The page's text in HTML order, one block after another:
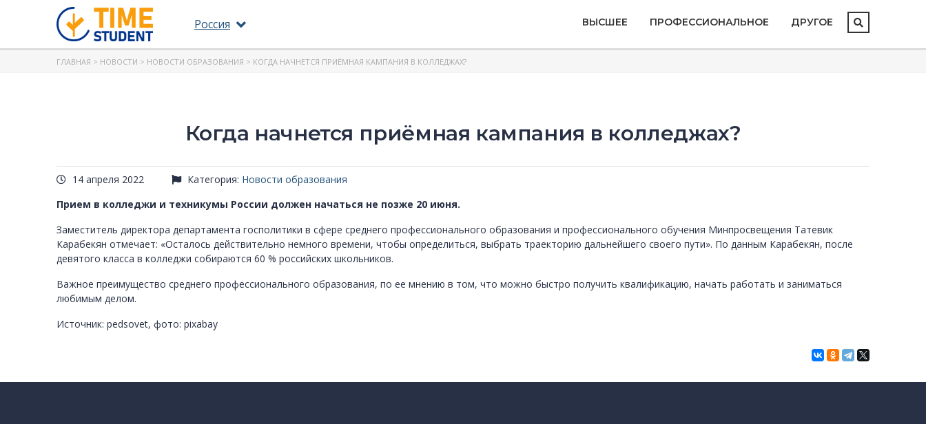
Россия ВЫСШЕЕ ПРОФЕССИОНАЛЬНОЕ ДРУГОЕ
ГЛАВНАЯ > НОВОСТИ > НОВОСТИ ОБРАЗОВАНИЯ > КОГДА НАЧНЕТСЯ ПРИЁМНАЯ КАМПАНИЯ В КОЛЛЕДЖАХ?
Когда начнется приёмная кампания в колледжах?
14 апреля 2022 Категория: Новости образования
Прием в колледжи и техникумы России должен начаться не позже 20 июня.
Заместитель директора департамента госполитики в сфере среднего профессионального образования и профессионального обучения Минпросвещения Татевик
Карабекян отмечает: «Осталось действительно немного времени, чтобы определиться, выбрать траекторию дальнейшего своего пути». По данным Карабекян, после
девятого класса в колледжи собираются 60 % российских школьников.
Важное преимущество среднего профессионального образования, по ее мнению в том, что можно быстро получить квалификацию, начать работать и заниматься
любимым делом.
Источник: pedsovet, фото: pixabay